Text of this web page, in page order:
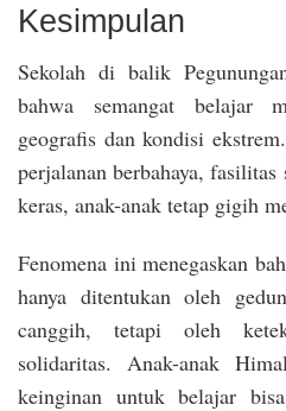
Kesimpulan
Sekolah di balik
bahwa semangat belajar
geografis dan kondisi
perjalanan berbahaya, fasilitas
keras, anak-anak tetap gigih
Fenomena ini menegaskan
hanya ditentukan oleh
canggih, tetapi oleh
solidaritas. Anak-anak
keinginan untuk belajar